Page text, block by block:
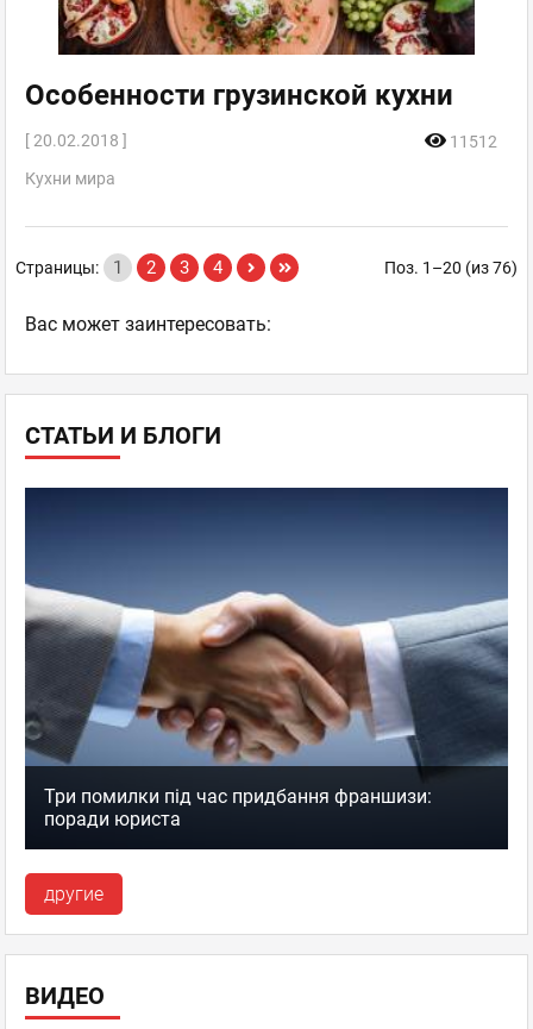
СТАТЬИ И БЛОГИ
Три помилки під час придбання франшизи:
поради юриста
другие
ВИДЕО
Особенности грузинской кухни
[ 20.02.2018 ]
11512
Кухни мира
Поз. 1–20 (из 76)
Страницы: 1 2 3 4
Ваc может заинтересовать: